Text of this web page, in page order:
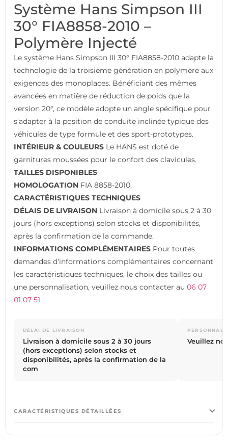
Système Hans Simpson III
30° FIA8858-2010 –
Polymère Injecté
Le système Hans Simpson III 30° FIA8858-2010 adapte la
technologie de la troisième génération en polymère aux
exigences des monoplaces. Bénéficiant des mêmes
avancées en matière de réduction de poids que la
version 20°, ce modèle adopte un angle spécifique pour
s’adapter à la position de conduite inclinée typique des
véhicules de type formule et des sport-prototypes.
INTÉRIEUR & COULEURS Le HANS est doté de
garnitures moussées pour le confort des clavicules.
TAILLES DISPONIBLES
HOMOLOGATION FIA 8858-2010.
CARACTÉRISTIQUES TECHNIQUES
DÉLAIS DE LIVRAISON Livraison à domicile sous 2 à 30
jours (hors exceptions) selon stocks et disponibilités,
après la confirmation de la commande.
INFORMATIONS COMPLÉMENTAIRES Pour toutes
demandes d’informations complémentaires concernant
les caractéristiques techniques, le choix des tailles ou
une personnalisation, veuillez nous contacter au 06 07
01 07 51.
DÉLAI DE LIVRAISON
Livraison à domicile sous 2 à 30 jours
(hors exceptions) selon stocks et
disponibilités, après la confirmation de la
com
Veuillez
CARACTÉRISTIQUES DÉTAILLÉES